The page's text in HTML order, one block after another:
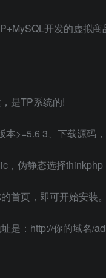
开发的虚拟
是TP系统的!
本>=5.6 3、下载源码
，伪静态选择thinkphp
首页，即可开始安装。
是：http://你的域名/